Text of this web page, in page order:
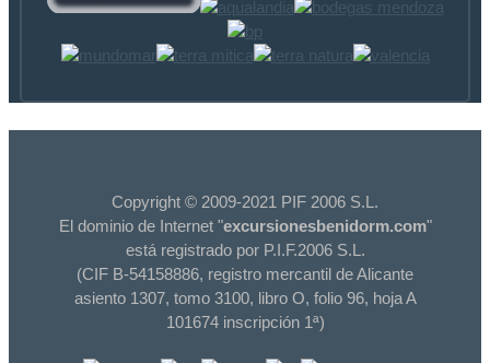
Copyright © 2009-2021 PIF 2006 S.L.
El dominio de Internet "excursionesbenidorm.com"
está registrado por P.I.F.2006 S.L.
(CIF B-54158886, registro mercantil de Alicante
asiento 1307, tomo 3100, libro O, folio 96, hoja A
101674 inscripción 1ª)